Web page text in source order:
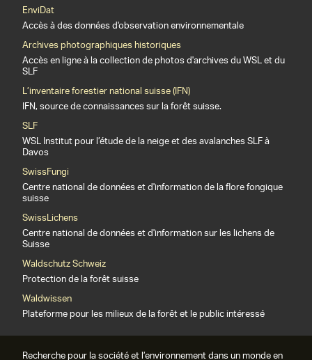
EnviDat
Accès à des données d'observation environnementale
Archives photographiques historiques
Accès en ligne à la collection de photos d'archives du WSL et du
SLF
L’inventaire forestier national suisse (IFN)
IFN, source de connaissances sur la forêt suisse.
SLF
WSL Institut pour l’étude de la neige et des avalanches SLF à
Davos
SwissFungi
Centre national de données et d'information de la flore fongique
suisse
SwissLichens
Centre national de données et d'information sur les lichens de
Suisse
Waldschutz Schweiz
Protection de la forêt suisse
Waldwissen
Plateforme pour les milieux de la forêt et le public intéressé